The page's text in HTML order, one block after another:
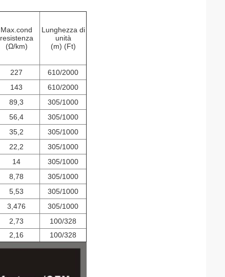
Max.cond
resistenza
(Ω/km)
Lunghezza di
unità
(m) (Ft)
227
610/2000
143
610/2000
89,3
305/1000
56,4
305/1000
35,2
305/1000
22,2
305/1000
14
305/1000
8,78
305/1000
5,53
305/1000
3,476
305/1000
2,73
100/328
2,16 100/328